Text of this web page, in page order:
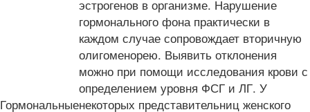
Гормональные
эстрогенов в организме. Нарушение
гормонального фона практически в
каждом случае сопровождает вторичную
олигоменорею. Выявить отклонения
можно при помощи исследования крови с
определением уровня ФСГ и ЛГ. У
некоторых представительниц женского